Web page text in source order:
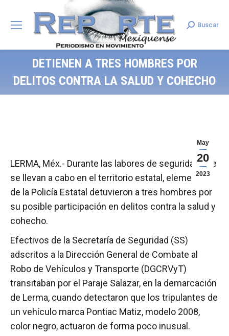
Search:
Buscar
DETIENEN A TRES HOMBRES POR
DELITOS CONTRA LA SALUD Y COHECHO
May
20
2023
LERMA, Méx.- Durante las labores de seguridad que
se llevan a cabo en el territorio estatal, elementos
de la Policía Estatal detuvieron a tres hombres por
su posible participación en delitos contra la salud y
cohecho.
Efectivos de la Secretaría de Seguridad (SS)
adscritos a la Dirección General de Combate al
Robo de Vehículos y Transporte (DGCRVyT)
transitaban por el Paraje Salazar, en la demarcación
de Lerma, cuando detectaron que los tripulantes de
un vehículo marca Pontiac Matiz, modelo 2008,
color negro, actuaron de forma poco inusual.